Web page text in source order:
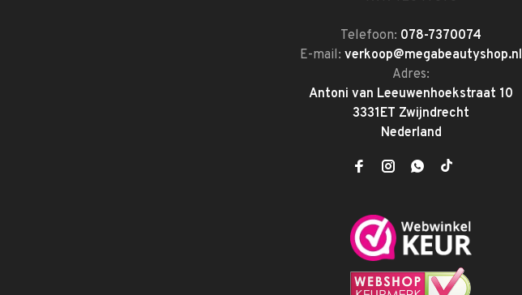
Telefoon: 078-7370074
E-mail:verkoop@megabeautyshop.nl
Adres:
Antoni van Leeuwenhoekstraat 10
3331ET Zwijndrecht
Nederland